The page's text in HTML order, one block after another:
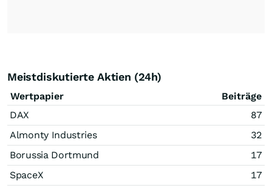
Meistdiskutierte Aktien (24h)
Wertpapier
Beiträge
DAX
87
Almonty Industries
32
Borussia Dortmund
17
SpaceX
17